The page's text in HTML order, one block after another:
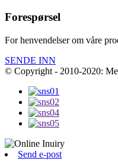
Forespørsel
For henvendelser om våre
SENDE INN
© Copyright - 2010-2020:
Send e-post